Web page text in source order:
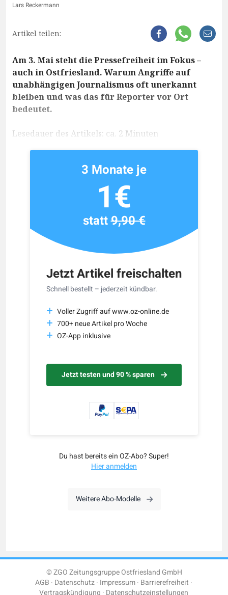
Lars Reckermann
Artikel teilen:
Am 3. Mai steht die Pressefreiheit im Fokus –
auch in Ostfriesland. Warum Angriffe auf
unabhängigen Journalismus oft unerkannt
bleiben und was das für Reporter vor Ort
bedeutet.
Lesedauer des Artikels: ca. 2 Minuten
Jetzt Artikel freischalten
Schnell bestellt – jederzeit kündbar.
Voller Zugriff auf www.oz-online.de
700+ neue Artikel pro Woche
OZ-App inklusive
Jetzt testen und 90 % sparen
3 Monate je
1€
statt9,90 €
Du hast bereits ein OZ-Abo? Super!
Hier anmelden
Weitere Abo-Modelle
© ZGO Zeitungsgruppe Ostfriesland GmbH
AGB Datenschutz Impressum Barrierefreiheit
Vertragskündigung Datenschutzeinstellungen